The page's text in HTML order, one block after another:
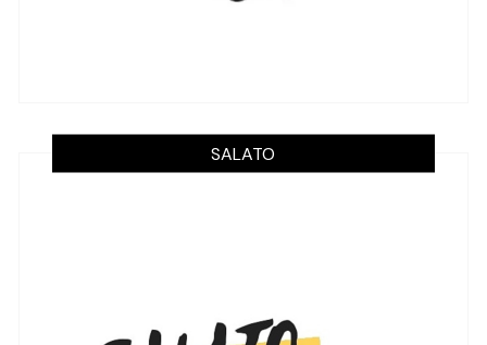
SALATO